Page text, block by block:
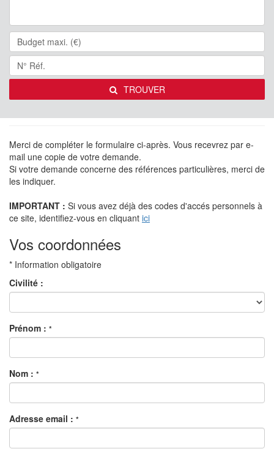
TROUVER
Merci de compléter le formulaire ci-après. Vous recevrez par e-
mail une copie de votre demande.
Si votre demande concerne des références particulières, merci de
les indiquer.
IMPORTANT : Si vous avez déjà des codes d'accés personnels à
ce site, identifiez-vous en cliquant ici
Vos coordonnées
* Information obligatoire
Civilité :
Prénom : *
Nom : *
Adresse email : *